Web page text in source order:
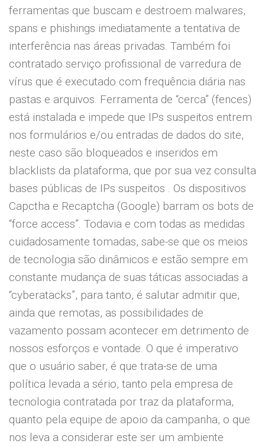
ferramentas que buscam e destroem malwares,
spans e phishings imediatamente a tentativa de
interferência nas áreas privadas. Também foi
contratado serviço profissional de varredura de
vírus que é executado com frequência diária nas
pastas e arquivos. Ferramenta de “cerca” (fences)
está instalada e impede que IPs suspeitos entrem
nos formulários e/ou entradas de dados do site,
neste caso são bloqueados e inseridos em
blacklists da plataforma, que por sua vez consulta
bases públicas de IPs suspeitos . Os dispositivos
Capctha e Recaptcha (Google) barram os bots de
“force access”. Todavia e com todas as medidas
cuidadosamente tomadas, sabe-se que os meios
de tecnologia são dinâmicos e estão sempre em
constante mudança de suas táticas associadas a
“cyberatacks”, para tanto, é salutar admitir que,
ainda que remotas, as possibilidades de
vazamento possam acontecer em detrimento de
nossos esforços e vontade. O que é imperativo
que o usuário saber, é que trata-se de uma
política levada a sério, tanto pela empresa de
tecnologia contratada por traz da plataforma,
quanto pela equipe de apoio da campanha, o que
nos leva a considerar este ser um ambiente